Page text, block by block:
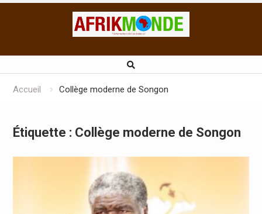
Accueil Collège moderne de Songon
Étiquette : Collège moderne de Songon